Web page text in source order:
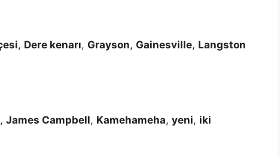
, Dere kenarı, Grayson, Gainesville, Langston
, James Campbell, Kamehameha, yeni, iki